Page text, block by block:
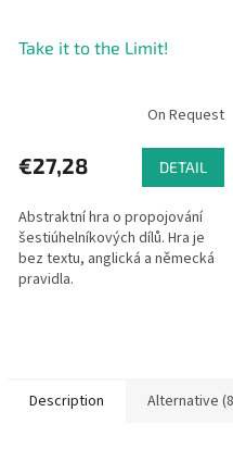
Take it to the Limit!
On Request
€27,28 DETAIL
Abstraktní hra o propojování
šestiúhelníkových dílů. Hra je
bez textu, anglická a německá
pravidla.
Description Alternative